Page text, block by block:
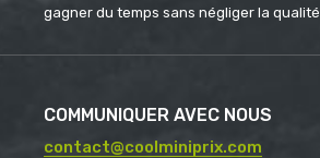
gagner du temps sans négliger la qualité.
COMMUNIQUER AVEC NOUS
contact@coolminiprix.com